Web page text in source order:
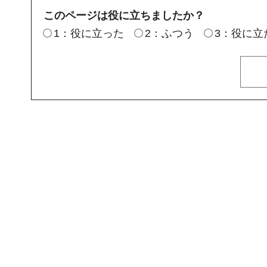
このページは役に立ちましたか？
1：役に立った
2：ふつう 3：役に立